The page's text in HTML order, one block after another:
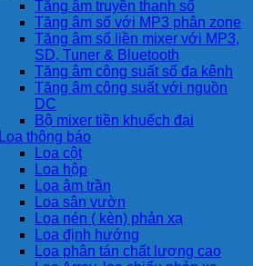
Tăng âm truyền thanh số
Tăng âm số với MP3 phân zone
Tăng âm số liền mixer với MP3,
SD, Tuner & Bluetooth
Tăng âm công suất số đa kênh
Tăng âm công suất với nguồn
DC
Bộ mixer tiền khuếch đại
Loa thông báo
Loa cột
Loa hộp
Loa âm trần
Loa sân vườn
Loa nén ( kèn) phản xạ
Loa định hướng
Loa phân tán chất lượng cao